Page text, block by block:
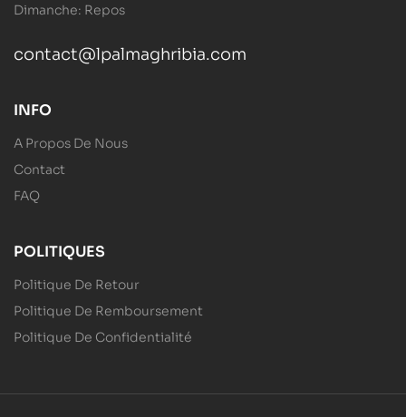
Dimanche: Repos
contact@lpalmaghribia.com
INFO
A Propos De Nous
Contact
FAQ
POLITIQUES
Politique De Retour
Politique De Remboursement
Politique De Confidentialité